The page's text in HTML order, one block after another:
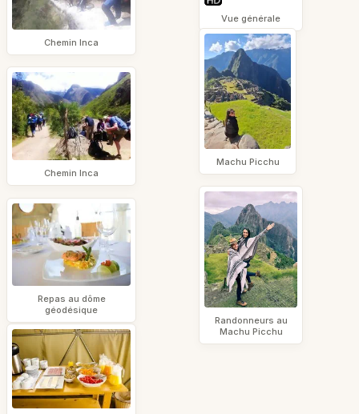
Chemin Inca
Chemin Inca
Repas au dôme
géodésique
Vue générale
Machu Picchu
Randonneurs au
Machu Picchu